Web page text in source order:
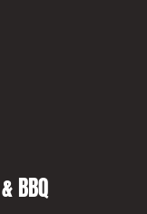
BBQ